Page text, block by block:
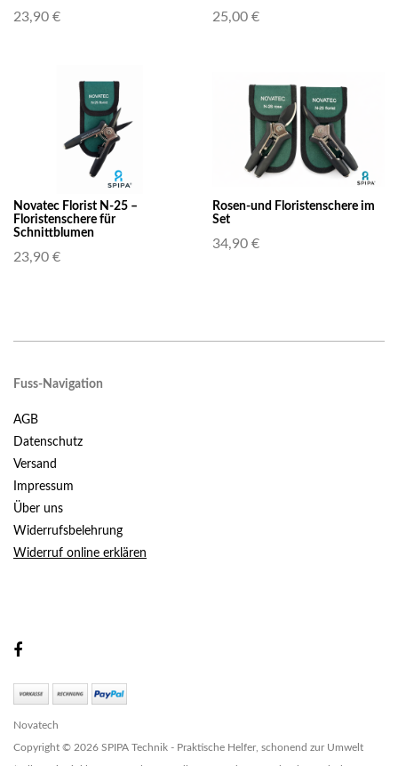
23,90 € 25,00 €
Novatec Florist N-25 –
Floristenschere für
Schnittblumen
23,90 €
Rosen-und Floristenschere im
Set
34,90 €
Fuss-Navigation
AGB
Datenschutz
Versand
Impressum
Über uns
Widerrufsbelehrung
Widerruf online erklären
Novatech
Copyright © 2026 SPIPA Technik - Praktische Helfer, schonend zur Umwelt